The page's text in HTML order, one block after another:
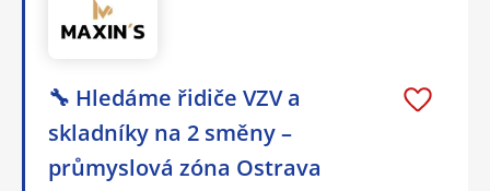
🔧 Hledáme řidiče VZV a
skladníky na 2 směny –
průmyslová zóna Ostrava